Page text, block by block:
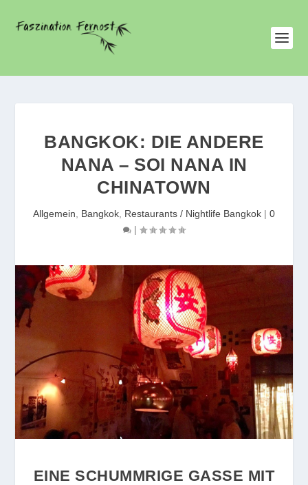
BANGKOK: DIE ANDERE
NANA – SOI NANA IN
CHINATOWN
Allgemein Bangkok Restaurants / Nightlife Bangkok | 0
|
EINE SCHUMMRIGE GASSE MIT